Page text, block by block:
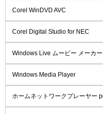
Corel WinDVD AVC
Corel Digital Studio for NEC
Windows Live ムービー メーカー
Windows Media Player
ホームネットワークプレーヤー